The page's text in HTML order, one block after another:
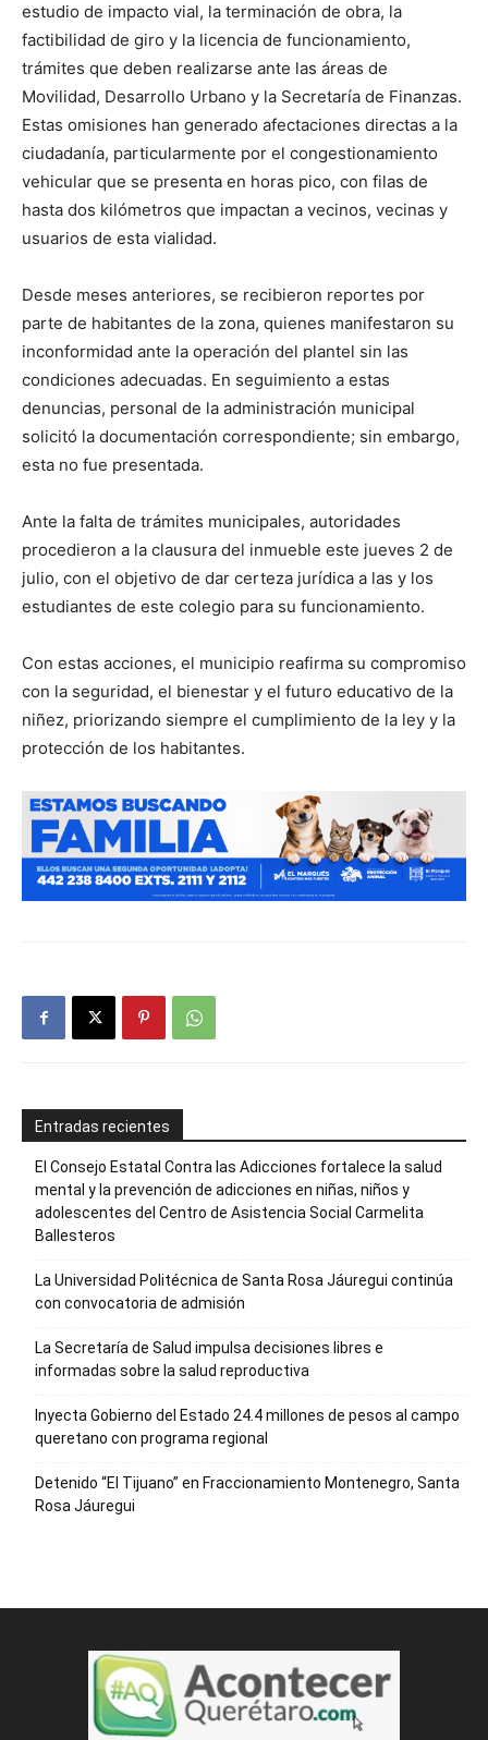
estudio de impacto vial, la terminación de obra, la
factibilidad de giro y la licencia de funcionamiento,
trámites que deben realizarse ante las áreas de
Movilidad, Desarrollo Urbano y la Secretaría de Finanzas.
Estas omisiones han generado afectaciones directas a la
ciudadanía, particularmente por el congestionamiento
vehicular que se presenta en horas pico, con filas de
hasta dos kilómetros que impactan a vecinos, vecinas y
usuarios de esta vialidad.
Desde meses anteriores, se recibieron reportes por
parte de habitantes de la zona, quienes manifestaron su
inconformidad ante la operación del plantel sin las
condiciones adecuadas. En seguimiento a estas
denuncias, personal de la administración municipal
solicitó la documentación correspondiente; sin embargo,
esta no fue presentada.
Ante la falta de trámites municipales, autoridades
procedieron a la clausura del inmueble este jueves 2 de
julio, con el objetivo de dar certeza jurídica a las y los
estudiantes de este colegio para su funcionamiento.
Con estas acciones, el municipio reafirma su compromiso
con la seguridad, el bienestar y el futuro educativo de la
niñez, priorizando siempre el cumplimiento de la ley y la
protección de los habitantes.
Entradas recientes
El Consejo Estatal Contra las Adicciones fortalece la salud
mental y la prevención de adicciones en niñas, niños y
adolescentes del Centro de Asistencia Social Carmelita
Ballesteros
La Universidad Politécnica de Santa Rosa Jáuregui continúa
con convocatoria de admisión
La Secretaría de Salud impulsa decisiones libres e
informadas sobre la salud reproductiva
Inyecta Gobierno del Estado 24.4 millones de pesos al campo
queretano con programa regional
Detenido “El Tijuano” en Fraccionamiento Montenegro, Santa
Rosa Jáuregui